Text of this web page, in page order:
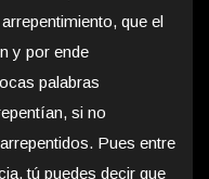
que el
y por ende
palabras
si no
Pues entre
tú puedes decir que